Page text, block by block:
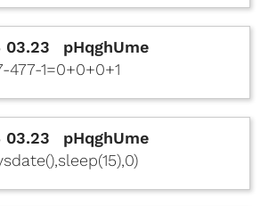
03.23
pHqghUme
477-1=0+0+0+1
03.23
pHqghUme